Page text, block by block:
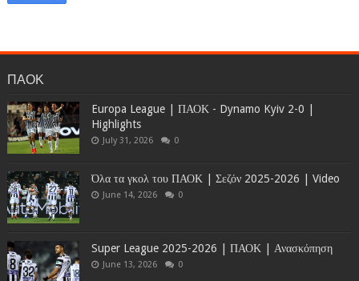
ΠΑΟΚ
Europa League | ΠΑΟΚ - Dynamo Kyiv 2-0 |
Highlights
July 31, 2026 0
Όλα τα γκολ του ΠΑΟΚ | Σεζόν 2025-2026 | Video
June 14, 2026 0
Super League 2025-2026 | ΠΑΟΚ | Ανασκόπηση
June 13, 2026 0